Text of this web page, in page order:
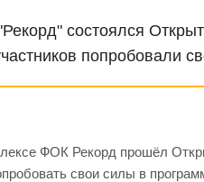
состоялся
попробовали
ФОК Рекорд прошёл
свои силы в